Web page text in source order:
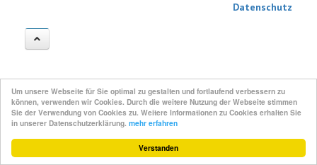
Verstanden
Um unsere Webseite für Sie optimal zu gestalten und fortlaufend verbessern zu
können, verwenden wir Cookies. Durch die weitere Nutzung der Webseite stimmen
Sie der Verwendung von Cookies zu. Weitere Informationen zu Cookies erhalten Sie
in unserer Datenschutzerklärung. mehr erfahren
Datenschutz